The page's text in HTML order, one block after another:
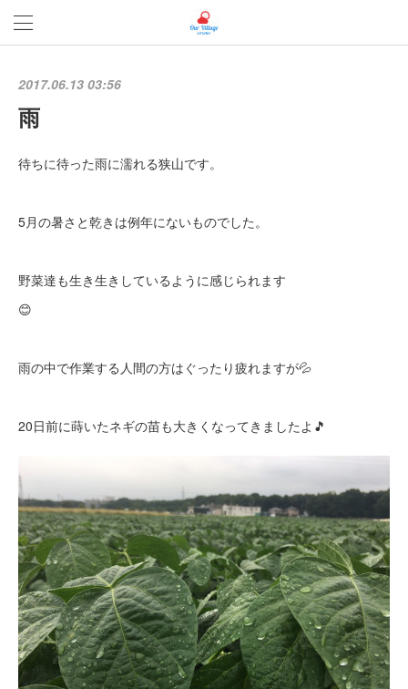
2017.06.13 03:56
雨
待ちに待った雨に濡れる狭山です。
5月の暑さと乾きは例年にないものでした。
野菜達も生き生きしているように感じられます
😊
雨の中で作業する人間の方はぐったり疲れますが💦
20日前に蒔いたネギの苗も大きくなってきましたよ🎵